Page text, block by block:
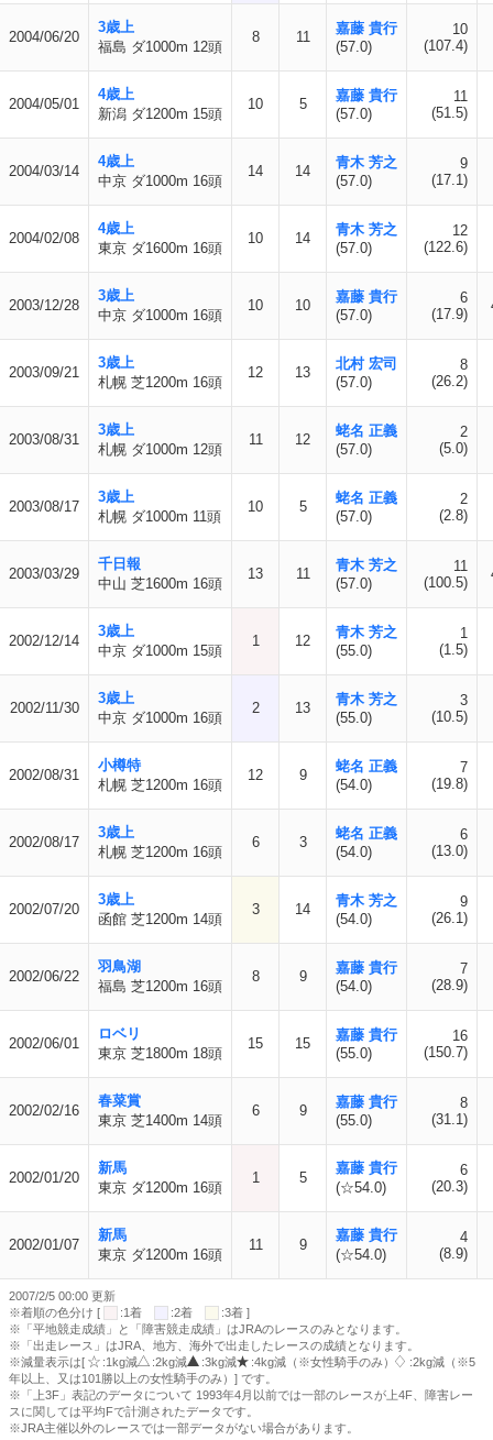
2004/06/20
3歳上
福島 ダ1000m 12頭
8 11
嘉藤 貴行
(57.0)
10
(107.4)
2004/05/01
4歳上
新潟 ダ1200m 15頭
10 5
嘉藤 貴行
(57.0)
11
(51.5)
2004/03/14
4歳上
中京 ダ1000m 16頭
14 14
青木 芳之
(57.0)
9
(17.1)
2004/02/08
4歳上
東京 ダ1600m 16頭
10 14
青木 芳之
(57.0)
12
(122.6)
2003/12/28
3歳上
中京 ダ1000m 16頭
10 10
嘉藤 貴行
(57.0)
6
(17.9)
2003/09/21
3歳上
札幌 芝1200m 16頭
12 13
北村 宏司
(57.0)
8
(26.2)
2003/08/31
3歳上
札幌 ダ1000m 12頭
11 12
蛯名 正義
(57.0)
2
(5.0)
2003/08/17
3歳上
札幌 ダ1000m 11頭
10 5
蛯名 正義
(57.0)
2
(2.8)
2003/03/29
千日報
中山 芝1600m 16頭
13 11
青木 芳之
(57.0)
11
(100.5)
2002/12/14
3歳上
中京 ダ1000m 15頭
1 12
青木 芳之
(55.0)
1
(1.5)
2002/11/30
3歳上
中京 ダ1000m 16頭
2 13
青木 芳之
(55.0)
3
(10.5)
2002/08/31
小樽特
札幌 芝1200m 16頭
12 9
蛯名 正義
(54.0)
7
(19.8)
2002/08/17
3歳上
札幌 芝1200m 16頭
6 3
蛯名 正義
(54.0)
6
(13.0)
2002/07/20
3歳上
函館 芝1200m 14頭
3 14
青木 芳之
(54.0)
9
(26.1)
2002/06/22
羽鳥湖
福島 芝1200m 16頭
8 9
嘉藤 貴行
(54.0)
7
(28.9)
2002/06/01
ロベリ
東京 芝1800m 18頭
15 15
嘉藤 貴行
(55.0)
16
(150.7)
2002/02/16
春菜賞
東京 芝1400m 14頭
6 9
嘉藤 貴行
(55.0)
8
(31.1)
2002/01/20
新馬
東京 ダ1200m 16頭
1 5
嘉藤 貴行
(☆54.0)
6
(20.3)
2002/01/07
新馬
東京 ダ1200m 16頭
11 9
嘉藤 貴行
(☆54.0)
4
(8.9)
2007/2/5 00:00 更新
※着順の色分け [
:1着 :2着
:3着 ]
※「平地競走成績」と「障害競走成績」はJRAのレースのみとなります。
※「出走レース」はJRA、地方、海外で出走したレースの成績となります。
※減量表示は[
:1kg減 :2kg減 :3kg減 :4kg減（※女性騎手のみ）
:2kg減（※5
年以上、又は101勝以上の女性騎手のみ）] です。
※「上3F」表記のデータについて 1993年4月以前では一部のレースが上4F、障害レー
スに関しては平均Fで計測されたデータです。
※JRA主催以外のレースでは一部データがない場合があります。